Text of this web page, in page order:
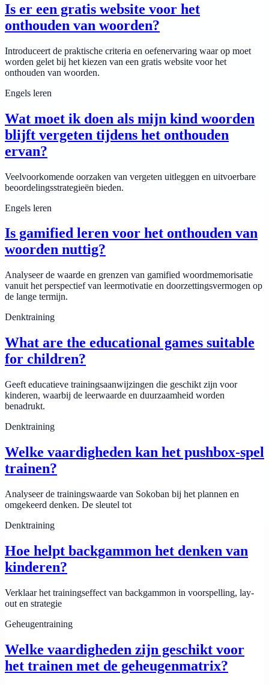
Is er een gratis website voor het
onthouden van woorden?
Introduceert de praktische criteria en oefenervaring waar op moet
worden gelet bij het kiezen van een gratis website voor het
onthouden van woorden.
Engels leren
Wat moet ik doen als mijn kind woorden
blijft vergeten tijdens het onthouden
ervan?
Veelvoorkomende oorzaken van vergeten uitleggen en uitvoerbare
beoordelingsstrategieën bieden.
Engels leren
Is gamified leren voor het onthouden van
woorden nuttig?
Analyseer de waarde en grenzen van gamified woordmemorisatie
vanuit het perspectief van leermotivatie en doorzettingsvermogen op
de lange termijn.
Denktraining
What are the educational games suitable
for children?
Geeft educatieve trainingsaanwijzingen die geschikt zijn voor
kinderen, waarbij de leerwaarde en duurzaamheid worden
benadrukt.
Denktraining
Welke vaardigheden kan het pushbox-spel
trainen?
Analyseer de trainingswaarde van Sokoban bij het plannen en
omgekeerd denken. De sleutel tot
Denktraining
Hoe helpt backgammon het denken van
kinderen?
Verklaar het trainingseffect van backgammon in voorspelling, lay-
out en strategie
Geheugentraining
Welke vaardigheden zijn geschikt voor
het trainen met de geheugenmatrix?